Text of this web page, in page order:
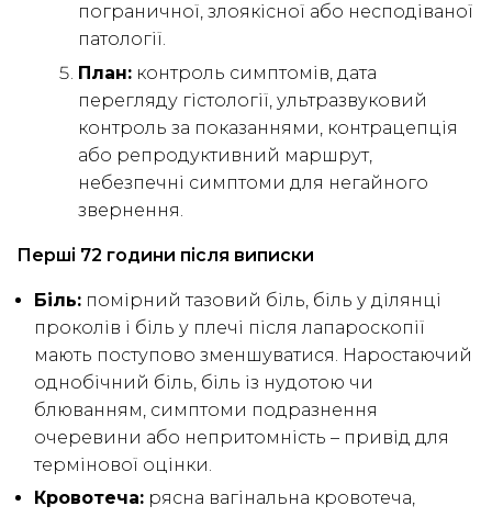
пограничної, злоякісної або несподіваної
патології.
План: контроль симптомів, дата
перегляду гістології, ультразвуковий
контроль за показаннями, контрацепція
або репродуктивний маршрут,
небезпечні симптоми для негайного
звернення.
Перші 72 години після виписки
Біль: помірний тазовий біль, біль у ділянці
проколів і біль у плечі після лапароскопії
мають поступово зменшуватися. Наростаючий
однобічний біль, біль із нудотою чи
блюванням, симптоми подразнення
очеревини або непритомність – привід для
термінової оцінки.
Кровотеча: рясна вагінальна кровотеча,